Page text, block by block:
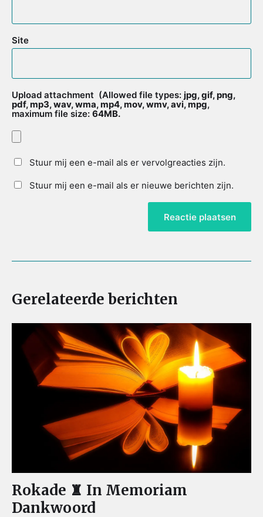
Site
Upload attachment (Allowed file types: jpg, gif, png,
pdf, mp3, wav, wma, mp4, mov, wmv, avi, mpg,
maximum file size: 64MB.
Stuur mij een e-mail als er vervolgreacties zijn.
Stuur mij een e-mail als er nieuwe berichten zijn.
Gerelateerde berichten
Rokade ♜ In Memoriam
Dankwoord